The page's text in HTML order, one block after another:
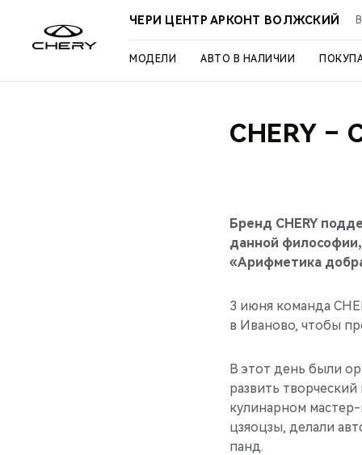
ЧЕРИ ЦЕНТР АРКОНТ ВОЛЖСКИЙ
МОДЕЛИ АВТО В НАЛИЧИИ
CHERY
Бренд CHERY
данной
«Арифметика
3 июня команда
в Иваново, чтобы
В этот день были
развить
кулинарном
цзяоцзы, делали
панд.